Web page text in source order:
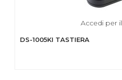
Accedi per
DS-1005KI TASTIERA